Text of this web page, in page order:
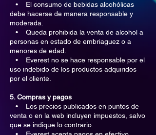
• El consumo de bebidas alcohólicas
debe hacerse de manera responsable y
moderada.
• Queda prohibida la venta de alcohol a
personas en estado de embriaguez o a
menores de edad.
• Everest no se hace responsable por el
uso indebido de los productos adquiridos
por el cliente.
5. Compras y pagos
• Los precios publicados en puntos de
venta o en la web incluyen impuestos, salvo
que se indique lo contrario.